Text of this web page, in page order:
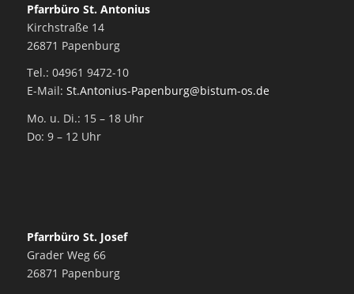
Pfarrbüro St. Antonius
Kirchstraße 14
26871 Papenburg
Tel.: 04961 9472-10
E-Mail: St.Antonius-Papenburg@bistum-os.de
Mo. u. Di.: 15 – 18 Uhr
Do: 9 – 12 Uhr
Pfarrbüro St. Josef
Grader Weg 66
26871 Papenburg